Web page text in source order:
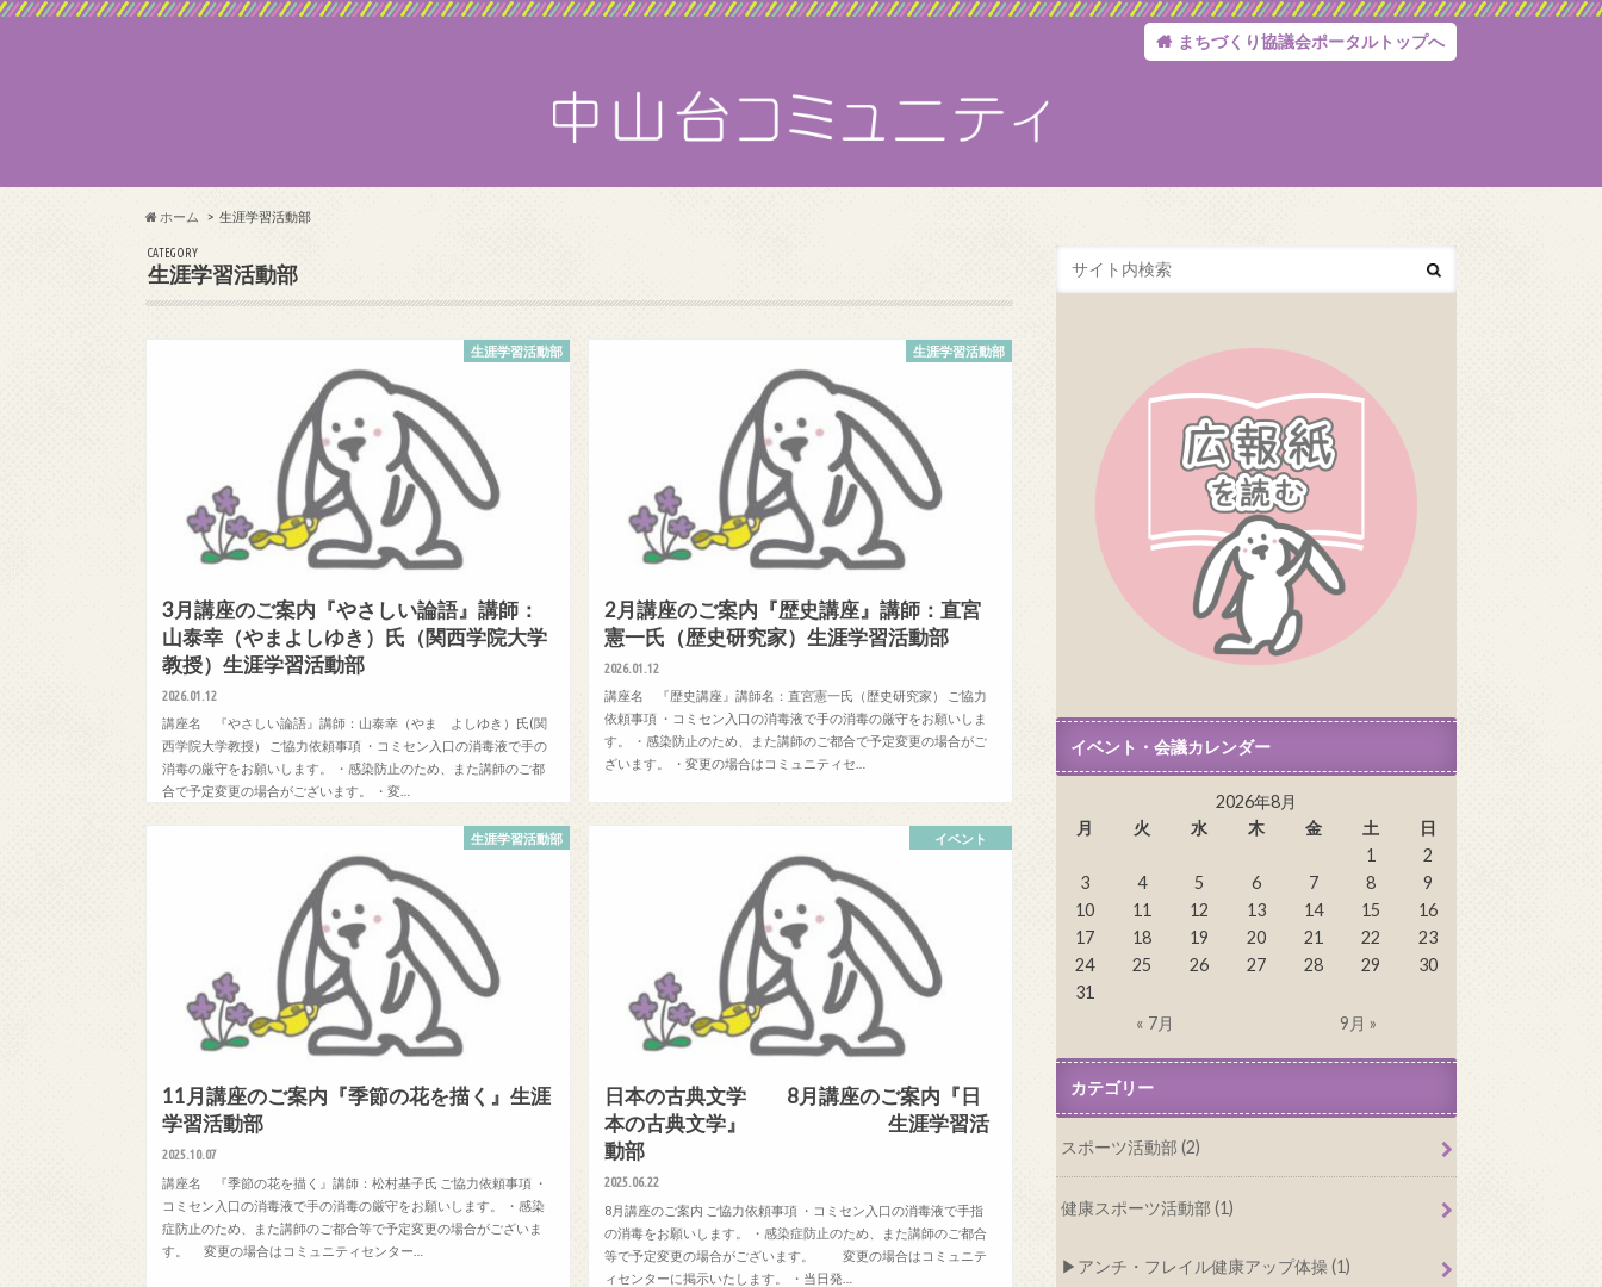
まちづくり協議会ポータルトップへ
ホーム 生涯学習活動部
CATEGORY
生涯学習活動部
生涯学習活動部
3月講座のご案内『やさしい論語』講師：
山泰幸（やまよしゆき）氏（関西学院大学
教授）生涯学習活動部
2026.01.12
講座名 『やさしい論語』講師：山泰幸（やま よしゆき）氏(関
西学院大学教授） ご協力依頼事項 ・コミセン入口の消毒液で手の
消毒の厳守をお願いします。 ・感染防止のため、また講師のご都
合で予定変更の場合がございます。 ・変…
生涯学習活動部
2月講座のご案内『歴史講座』講師：直宮
憲一氏（歴史研究家）生涯学習活動部
2026.01.12
講座名 『歴史講座』講師名：直宮憲一氏（歴史研究家） ご協力
依頼事項 ・コミセン入口の消毒液で手の消毒の厳守をお願いしま
す。 ・感染防止のため、また講師のご都合で予定変更の場合がご
ざいます。 ・変更の場合はコミュニティセ…
生涯学習活動部
11月講座のご案内『季節の花を描く』生涯
学習活動部
2025.10.07
講座名 『季節の花を描く』講師：松村基子氏 ご協力依頼事項 ・
コミセン入口の消毒液で手の消毒の厳守をお願いします。 ・感染
症防止のため、また講師のご都合等で予定変更の場合がございま
す。 変更の場合はコミュニティセンター…
イベント
日本の古典文学 8月講座のご案内『日
本の古典文学』 生涯学習活
動部
2025.06.22
8月講座のご案内 ご協力依頼事項 ・コミセン入口の消毒液で手指
の消毒をお願いします。 ・感染症防止のため、また講師のご都合
等で予定変更の場合がございます。 変更の場合はコミュニテ
ィセンターに掲示いたします。 ・当日発…
イベント・会議カレンダー
2026年8月
月
火 水 木 金 土
日
1
2
3
4 5 6 7 8
9
10
11 12 13 14 15
16
17
18 19 20 21 22
23
24
25 26 27 28 29
30
31
« 7月
9月 »
カテゴリー
スポーツ活動部 (2)
健康スポーツ活動部 (1)
アンチ・フレイル健康アップ体操 (1)